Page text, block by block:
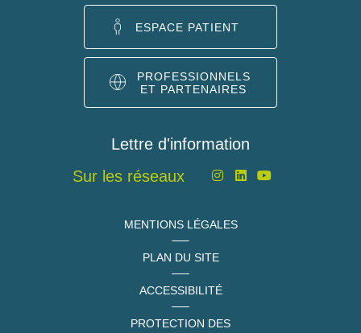
ESPACE PATIENT
PROFESSIONNELS
ET PARTENAIRES
Lettre d'information
Sur les réseaux
MENTIONS LÉGALES
PLAN DU SITE
ACCESSIBILITÉ
PROTECTION DES